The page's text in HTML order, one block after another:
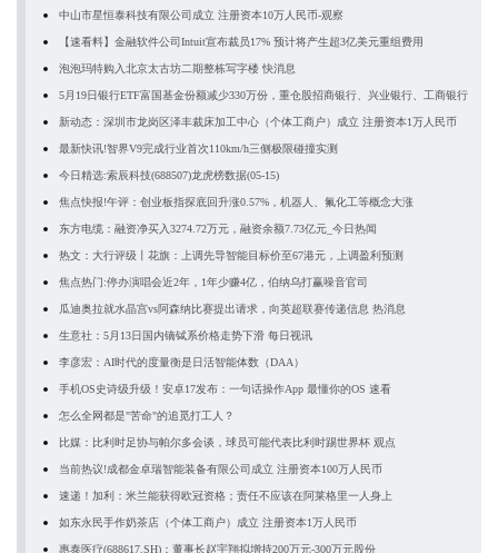
中山市星恒泰科技有限公司成立 注册资本10万人民币-观察
【速看料】金融软件公司Intuit宣布裁员17% 预计将产生超3亿美元重组费用
泡泡玛特购入北京太古坊二期整栋写字楼 快消息
5月19日银行ETF富国基金份额减少330万份，重仓股招商银行、兴业银行、工商银行
新动态：深圳市龙岗区泽丰裁床加工中心（个体工商户）成立 注册资本1万人民币
最新快讯!智界V9完成行业首次110km/h三侧极限碰撞实测
今日精选:索辰科技(688507)龙虎榜数据(05-15)
焦点快报!午评：创业板指探底回升涨0.57%，机器人、氟化工等概念大涨
东方电缆：融资净买入3274.72万元，融资余额7.73亿元_今日热闻
热文：大行评级丨花旗：上调先导智能目标价至67港元，上调盈利预测
焦点热门:停办演唱会近2年，1年少赚4亿，伯纳乌打赢噪音官司
瓜迪奥拉就水晶宫vs阿森纳比赛提出请求，向英超联赛传递信息 热消息
生意社：5月13日国内镝铽系价格走势下滑 每日视讯
李彦宏：AI时代的度量衡是日活智能体数（DAA）
手机OS史诗级升级！安卓17发布：一句话操作App 最懂你的OS 速看
怎么全网都是"苦命"的追觅打工人？
比媒：比利时足协与帕尔多会谈，球员可能代表比利时踢世界杯 观点
当前热议!成都金卓瑞智能装备有限公司成立 注册资本100万人民币
速递！加利：米兰能获得欧冠资格；责任不应该在阿莱格里一人身上
如东永民手作奶茶店（个体工商户）成立 注册资本1万人民币
惠泰医疗(688617.SH)：董事长赵宇翔拟增持200万元-300万元股份